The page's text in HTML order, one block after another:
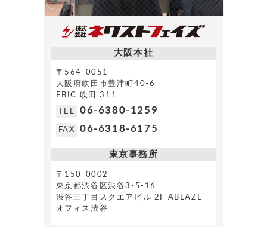
大阪本社
〒564-0051
大阪府吹田市豊津町40-6
EBIC 吹田 311
TEL 06-6380-1259
FAX 06-6318-6175
東京事務所
〒150-0002
東京都渋谷区渋谷3-5-16
渋谷三丁目スクエアビル 2F ABLAZE
オフィス渋谷